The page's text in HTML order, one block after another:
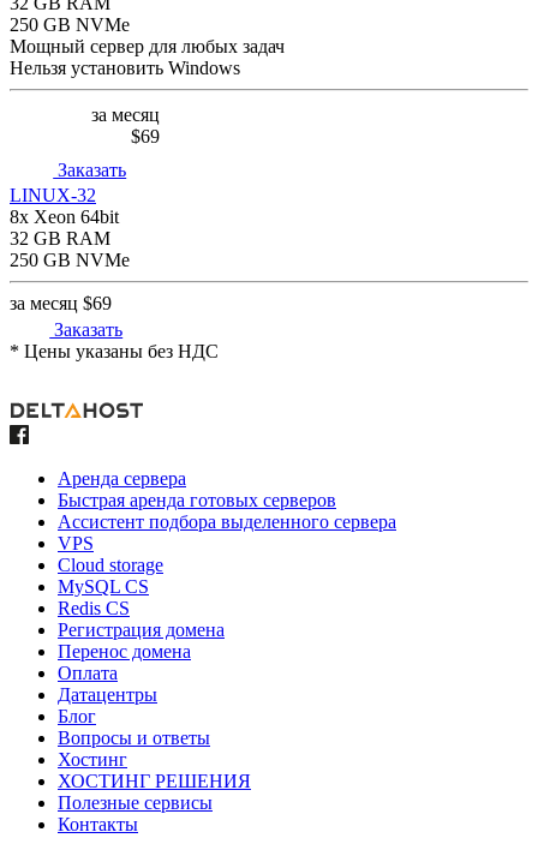
250 GB NVMe
Мощный сервер для любых задач
Нельзя установить Windows
за месяц
$69
Заказать
LINUX-32
8x Xeon 64bit
32 GB RAM
250 GB NVMe
за месяц $69
Заказать
* Цены указаны без НДС
Аренда сервера
Быстрая аренда готовых серверов
Ассистент подбора выделенного сервера
VPS
Cloud storage
MySQL CS
Redis CS
Регистрация домена
Перенос домена
Оплата
Датацентры
Блог
Вопросы и ответы
Хостинг
ХОСТИНГ РЕШЕНИЯ
Полезные сервисы
Контакты